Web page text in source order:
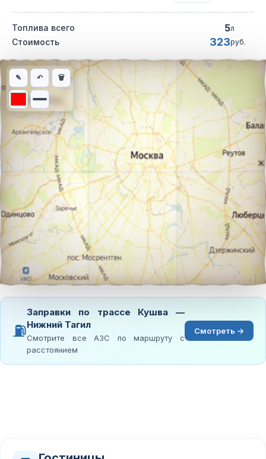
Топлива всего 5л
Стоимость 323руб.
Интерактивная карта автомобильного маршрута из города
✎ ↶ 🗑
⛽
Заправки по трассе Кушва —
Нижний Тагил
Смотрите все АЗС по маршруту с
расстоянием
Смотреть →